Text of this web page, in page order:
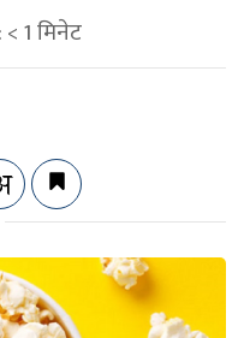
< 1मिनेट